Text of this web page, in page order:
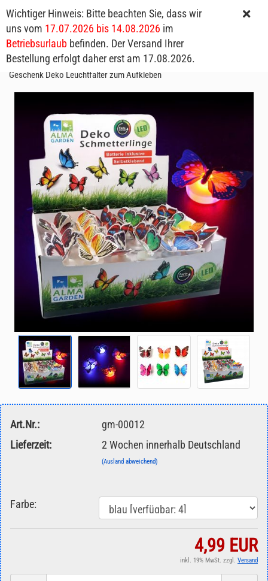
Wichtiger Hinweis: Bitte beachten Sie, dass wir
uns vom 17.07.2026 bis 14.08.2026 im
Betriebsurlaub befinden. Der Versand Ihrer
Bestellung erfolgt daher erst am 17.08.2026.
Bunte Leucht-Schmetterlinge I Paradiesische LED-Schmetterlinge I
Geschenk Deko Leuchtfalter zum Aufkleben
Art.Nr.:
gm-00012
Lieferzeit:
2 Wochen innerhalb Deutschland
(Ausland abweichend)
Farbe:
4,99 EUR
inkl. 19% MwSt. zzgl. Versand